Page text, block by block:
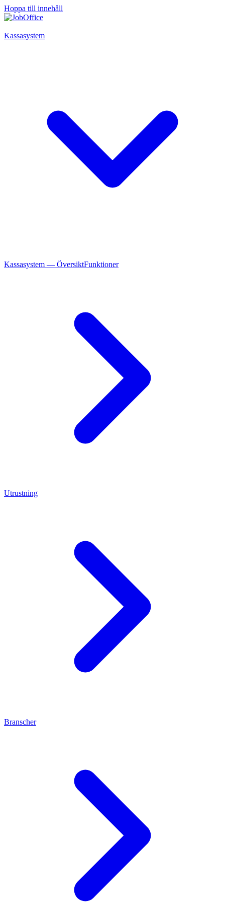
Hoppa till innehåll
Kassasystem
Kassasystem — ÖversiktFunktioner
Utrustning
Branscher